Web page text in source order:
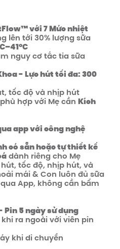
với 7 Mức nhiệt
lên tới 30% lượng sữa
nguy cơ tắc tia sữa
- Lực hút tối đa: 300
tốc độ và nhịp hút
hợp với Mẹ cần Kích
app với công nghệ
có sẵn hoặc tự thiết kế
dành riêng cho Mẹ
tốc độ, nhịp hút, và
mái & Con luôn đủ sữa
App, không cần bấm
Pin 5 ngày sử dụng
ra ngoài với viên pin
khi di chuyển